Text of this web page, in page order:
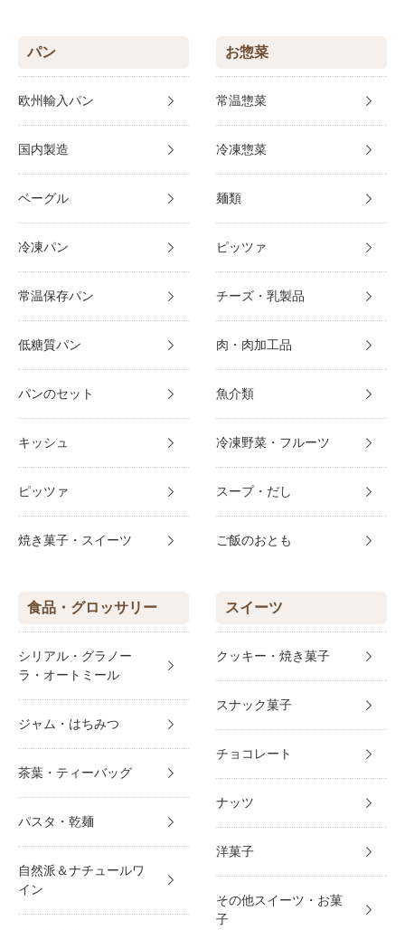
パン
欧州輸入パン
国内製造
ベーグル
冷凍パン
常温保存パン
低糖質パン
パンのセット
キッシュ
ピッツァ
焼き菓子・スイーツ
お惣菜
常温惣菜
冷凍惣菜
麺類
ピッツァ
チーズ・乳製品
肉・肉加工品
魚介類
冷凍野菜・フルーツ
スープ・だし
ご飯のおとも
食品・グロッサリー
シリアル・グラノー
ラ・オートミール
ジャム・はちみつ
茶葉・ティーバッグ
パスタ・乾麺
自然派＆ナチュールワ
イン
スイーツ
クッキー・焼き菓子
スナック菓子
チョコレート
ナッツ
洋菓子
その他スイーツ・お菓
子